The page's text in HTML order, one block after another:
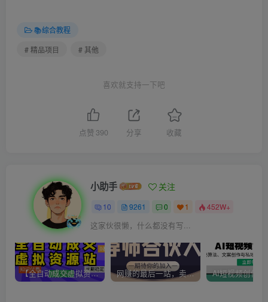
📚综合教程
# 精品项目
# 其他
喜欢就支持一下吧
点赞 390 分享 收藏
小助手 关注
10 9261 0 1 452W+
这家伙很懒，什么都没有写...
【全自动成交虚拟资源站】站长唯一陪跑项目！月入10W+~长期稳定~ 网赚的最后一站，卖项目！做网赚顶级猎食者~